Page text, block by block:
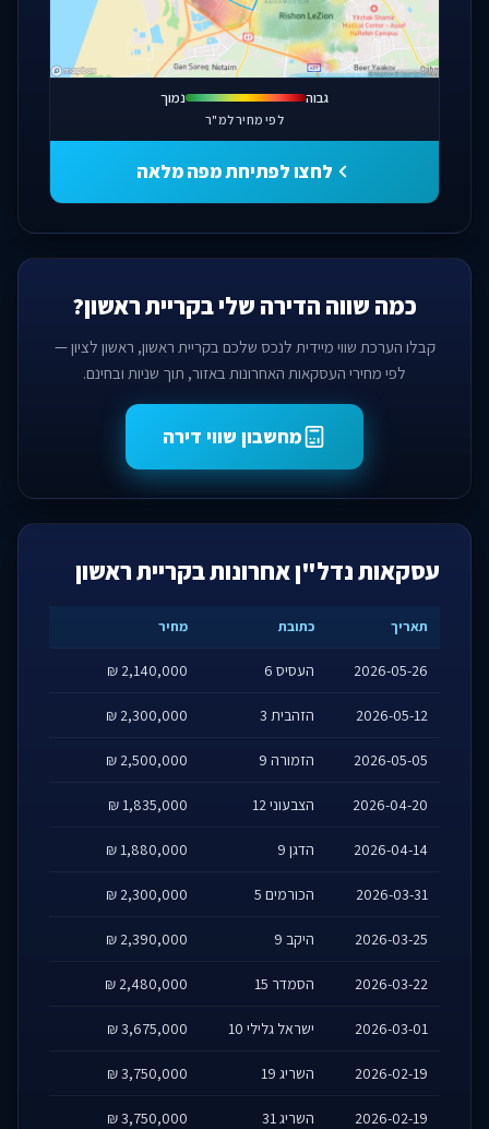
פתחו מפה מלאה
גבוה נמוך
לפי מחיר למ"ר
לחצו לפתיחת מפה מלאה
כמה שווה הדירה שלי בקריית ראשון?
קבלו הערכת שווי מיידית לנכס שלכם בקריית ראשון, ראשון לציון —
לפי מחירי העסקאות האחרונות באזור, תוך שניות ובחינם.
מחשבון שווי דירה
עסקאות נדל"ן אחרונות בקריית ראשון
תאריך כתובת מחיר
2026-05-26 העסיס 6 2,140,000 ₪
2026-05-12 הזהבית 3 2,300,000 ₪
2026-05-05 הזמורה 9 2,500,000 ₪
2026-04-20 הצבעוני 12 1,835,000 ₪
2026-04-14 הדגן 9 1,880,000 ₪
2026-03-31 הכורמים 5 2,300,000 ₪
2026-03-25 היקב 9 2,390,000 ₪
2026-03-22 הסמדר 15 2,480,000 ₪
2026-03-01 ישראל גלילי 10 3,675,000 ₪
2026-02-19 השריג 19 3,750,000 ₪
2026-02-19 השריג 31 3,750,000 ₪